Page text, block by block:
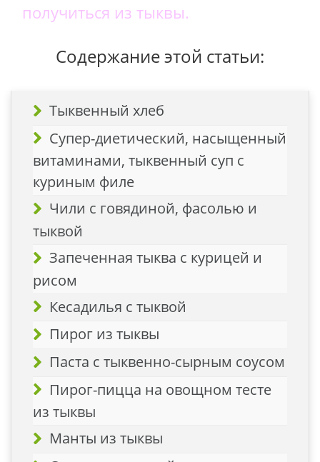
получиться из тыквы.
Содержание этой статьи:
Тыквенный хлеб
Супер-диетический, насыщенный
витаминами, тыквенный суп с
куриным филе
Чили с говядиной, фасолью и
тыквой
Запеченная тыква с курицей и
рисом
Кесадилья с тыквой
Пирог из тыквы
Паста с тыквенно-сырным соусом
Пирог-пицца на овощном тесте
из тыквы
Манты из тыквы